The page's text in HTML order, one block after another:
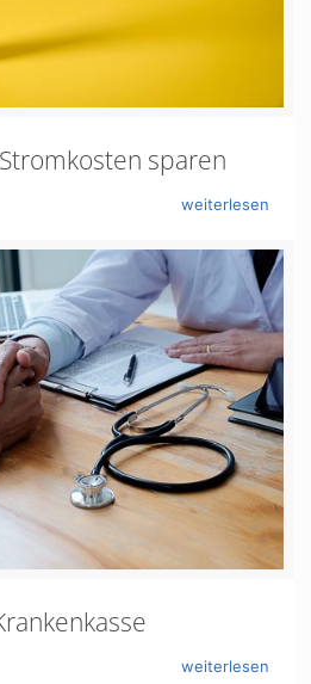
sparen
weiterlesen
weiterlesen